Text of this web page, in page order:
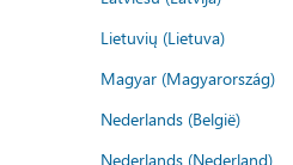
Lietuvių (Lietuva)
Magyar (Magyarország)
Nederlands (België)
Nederlands (Nederland)